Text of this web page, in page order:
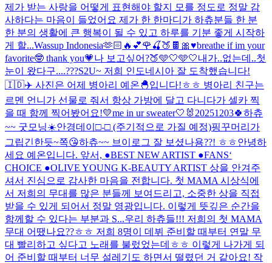
제가 받는 사랑을 어떻게 표현해야 할지 모를 정도로 정말 감
사하다는 마음이 들었어요 제가 한 한마디가 하츄분들 한 분
한 분의 생활에 큰 행복이 될 수 있고 하루를 기분 좋게 시작하
게 할...Wassup Indonesia🫶🏻🔥 💕🌹🍒🍑🍫🎀♥️breathe if im your
favorite🤓 thank you💗나 보고싶어?🍑🩵🤍🩵🤍내가..없는데..첫
눈이 왔다구....???S2U~ 저희 인도네시아 잘 도착했습니다!
🇮🇩✈️ 사진은 어제 병아리 예온🐣입니다!ㅎㅎ 병아리 친구는
르멘 언니가 선물로 줘서 항상 가방에 달고 다니다가 셀카 찍
을 때 함께 찍어봤어요!💛me in ur sweater🤍🐰 20251203🍀하츄
~~ 굿모닝☀️안경데이□-□ (주기적으로 가질 예정)핑꾸머리가
그립긴한듯~쪽😘하츄~~ 브이로그 잘 보셨나용??! ㅎㅎ안녕하
세요 예온입니다. 앞서, ●BEST NEW ARTIST ●FANS‘
CHOICE ●OLIVE YOUNG K-BEAUTY ARTIST 상을 안겨주
셔서 진심으로 감사한 마음을 전합니다. 첫 MAMA 시상식에
서 저희의 무대를 많은 분들께 보여드리고, 소중한 상을 직접
받을 수 있게 되어서 정말 영광입니다. 이렇게 뜻깊은 순간을
함께할 수 있다는 부분과 S...우리 하츄들!!! 저희의 첫 MAMA
무대 어땠나요??ㅎㅎ 저희 8명이 데뷔 준비할 때부터 연말 무
대 빨리하고 싶다고 노래를 불렀었는데ㅎㅎ 이렇게 나가게 되
어 준비할 때부터 너무 설레기도 하면서 떨렸던 거 같아요! 작